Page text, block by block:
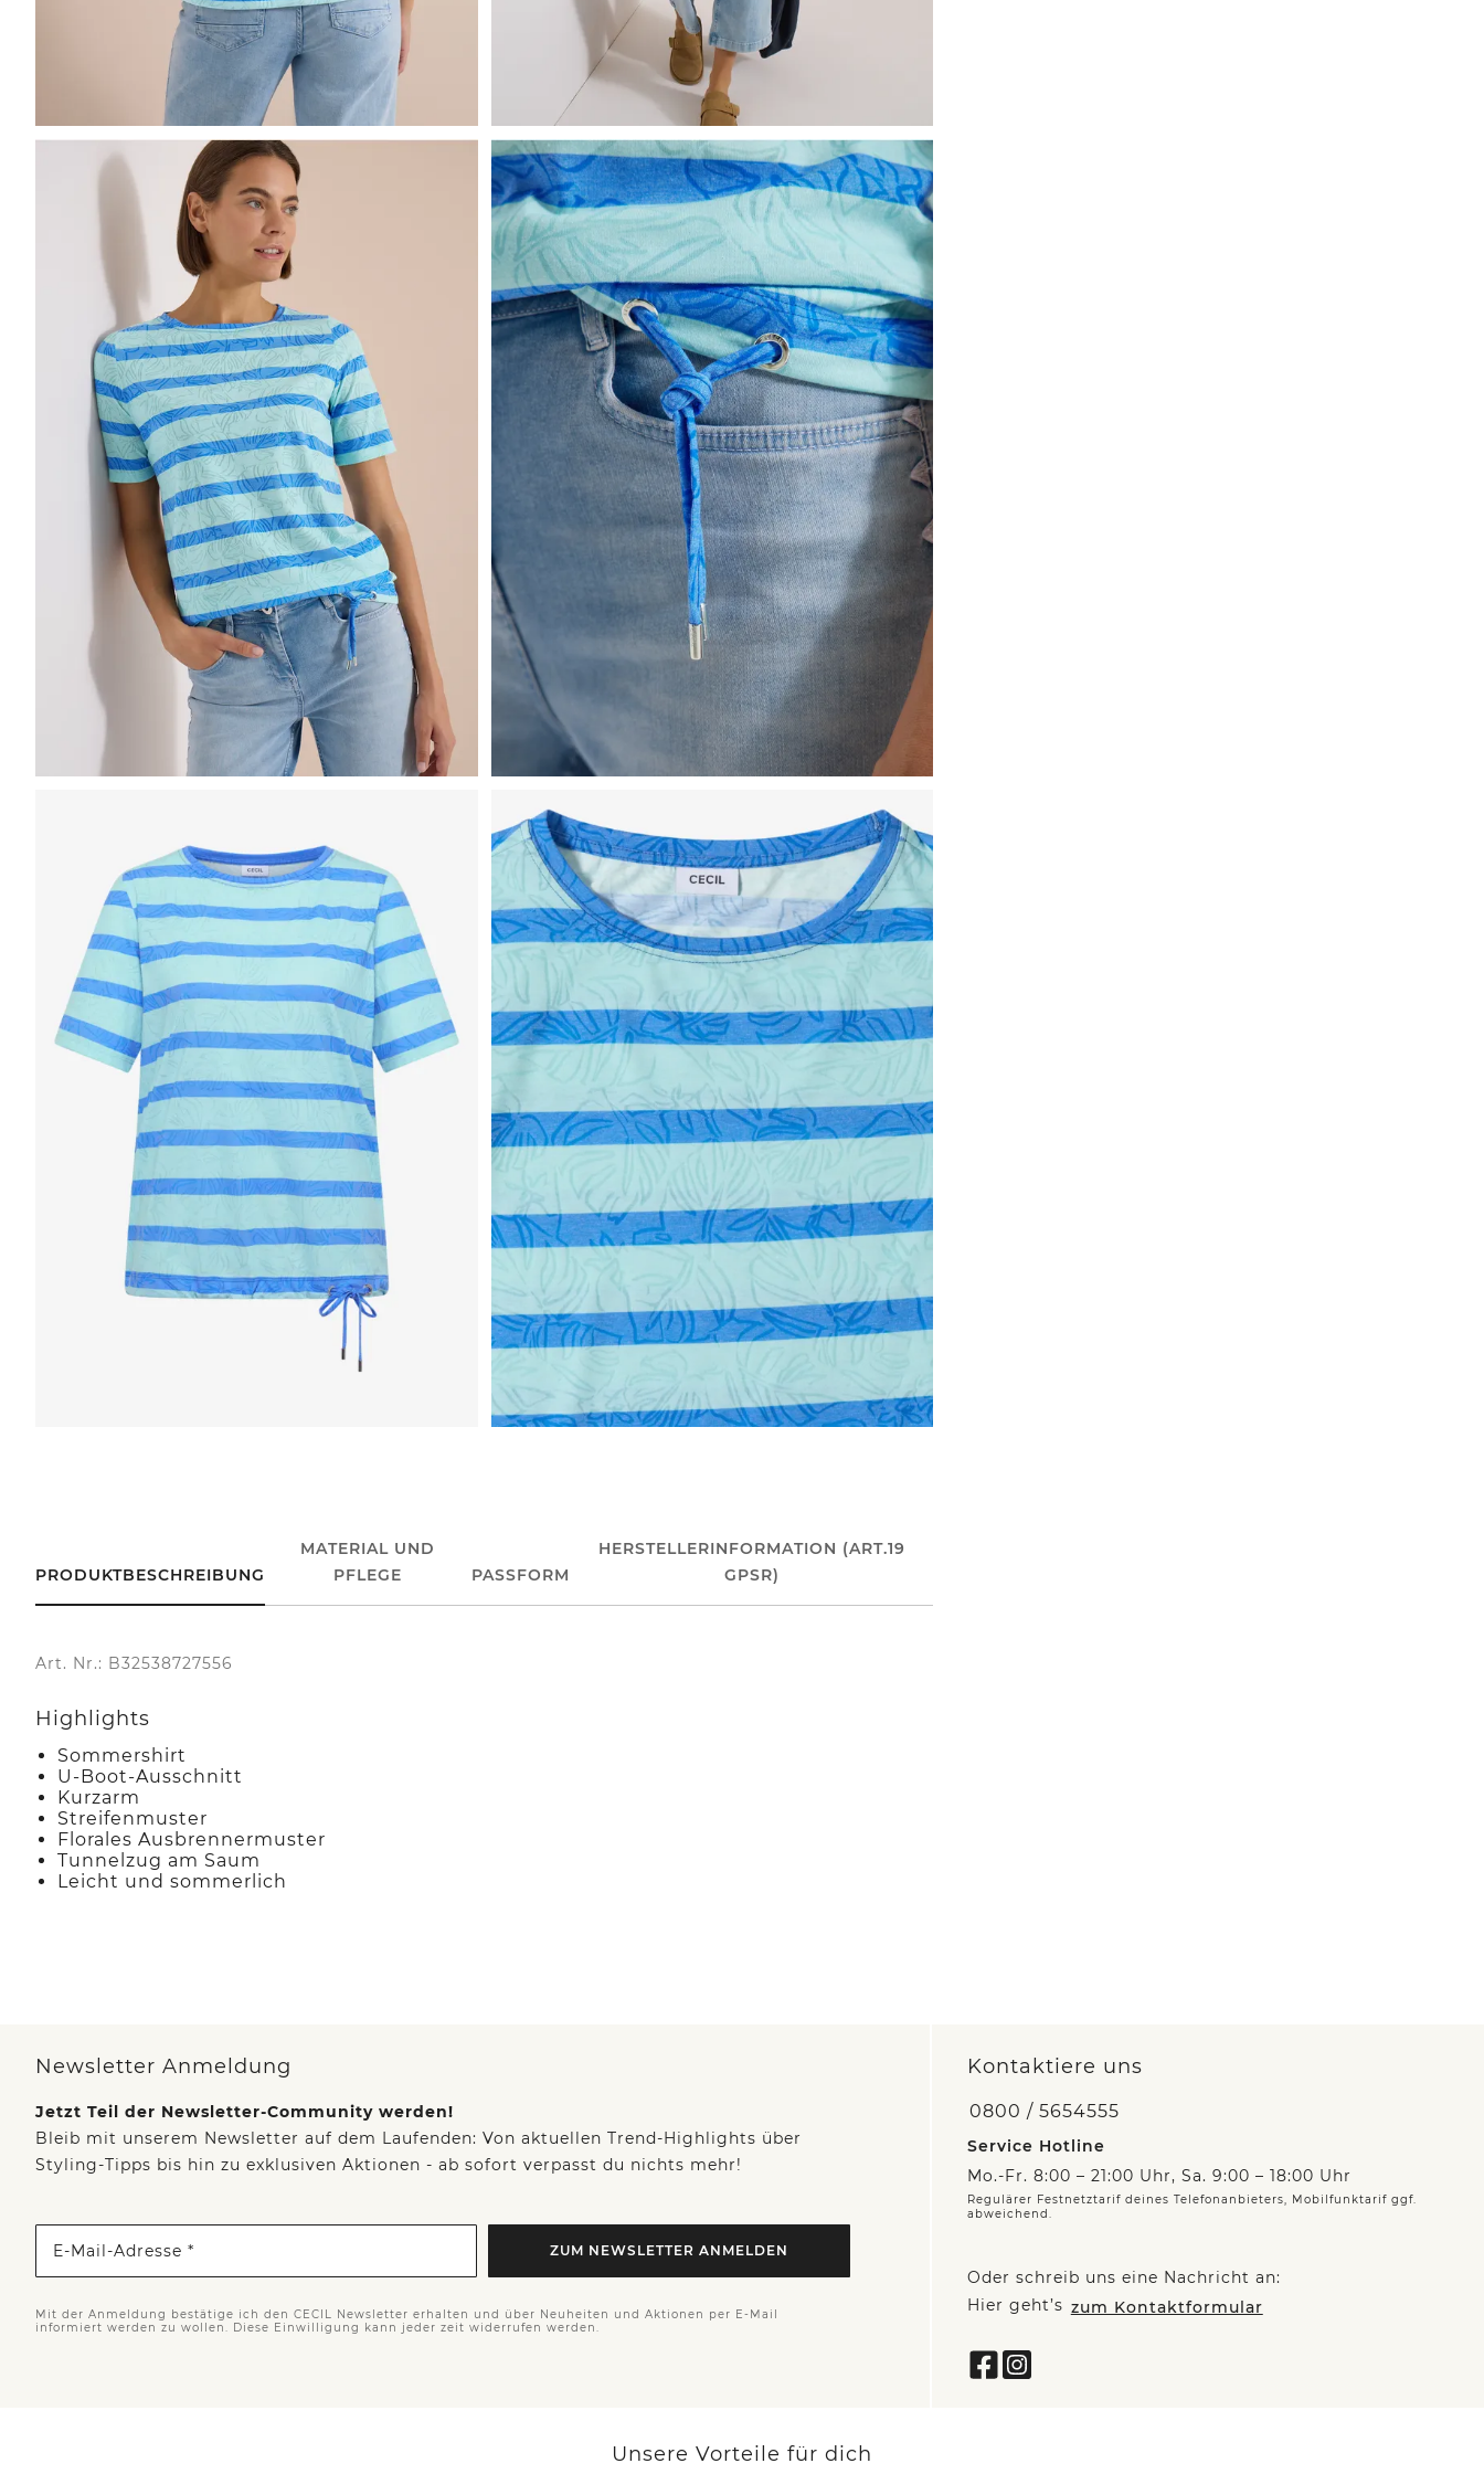
PRODUKTBESCHREIBUNG
MATERIAL UND
PFLEGE
PASSFORM
HERSTELLERINFORMATION (ART.19
GPSR)
Art. Nr.: B32538727556
Highlights
Sommershirt
U-Boot-Ausschnitt
Kurzarm
Streifenmuster
Florales Ausbrennermuster
Tunnelzug am Saum
Leicht und sommerlich
Newsletter Anmeldung
Jetzt Teil der Newsletter-Community werden!
Bleib mit unserem Newsletter auf dem Laufenden: Von aktuellen Trend-Highlights über
Styling-Tipps bis hin zu exklusiven Aktionen - ab sofort verpasst du nichts mehr!
E-Mail-Adresse * ZUM NEWSLETTER ANMELDEN
Mit der Anmeldung bestätige ich den CECIL Newsletter erhalten und über Neuheiten und Aktionen per E-Mail
informiert werden zu wollen. Diese Einwilligung kann jeder zeit widerrufen werden.
Kontaktiere uns
0800 / 5654555
Service Hotline
Mo.-Fr. 8:00 – 21:00 Uhr, Sa. 9:00 – 18:00 Uhr
Regulärer Festnetztarif deines Telefonanbieters, Mobilfunktarif ggf.
abweichend.
Oder schreib uns eine Nachricht an:
Hier geht’s zum Kontaktformular
Unsere Vorteile für dich